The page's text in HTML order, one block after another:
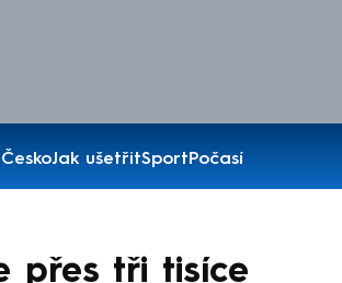
Jak ušetřitSportPočasí
přes tři tisíce